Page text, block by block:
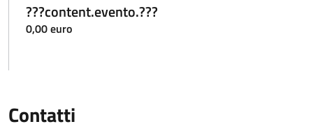
???content.evento.???
0,00 euro
Contatti